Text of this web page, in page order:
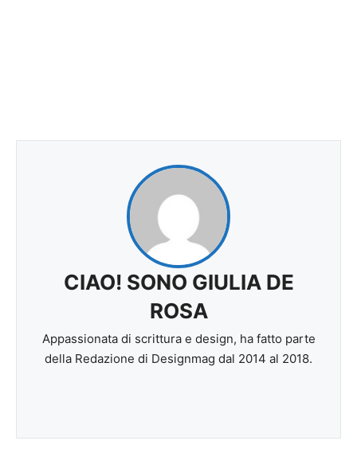
CIAO! SONO GIULIA DE
ROSA
Appassionata di scrittura e design, ha fatto parte
della Redazione di Designmag dal 2014 al 2018.